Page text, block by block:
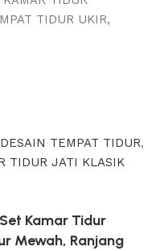
TIDUR UKIR,
DESAIN TEMPAT TIDUR,
TIDUR JATI KLASIK
Kamar Tidur
Mewah, Ranjang